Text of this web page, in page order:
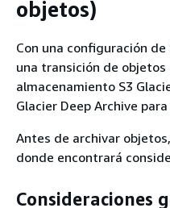
objetos)
Con una configuración
una transición de objetos
almacenamiento S3
Glacier Deep Archive
Antes de archivar
donde encontrará
Consideraciones